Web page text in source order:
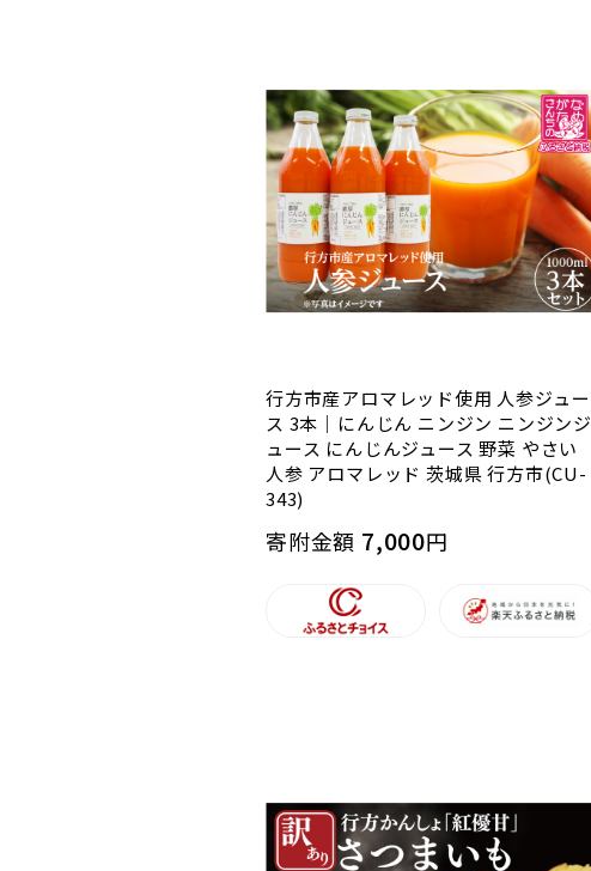
行方市産アロマレッド使用 人参ジュー
ス 3本｜にんじん ニンジン ニンジンジ
ュース にんじんジュース 野菜 やさい
人参 アロマレッド 茨城県 行方市(CU-
343)
寄附金額 7,000円